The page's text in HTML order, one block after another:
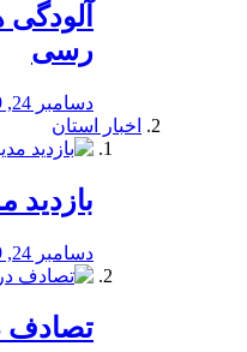
رسی
دسامبر 24, 2019
اخبار استان
بازدید
دسامبر 24, 2019
تصادف